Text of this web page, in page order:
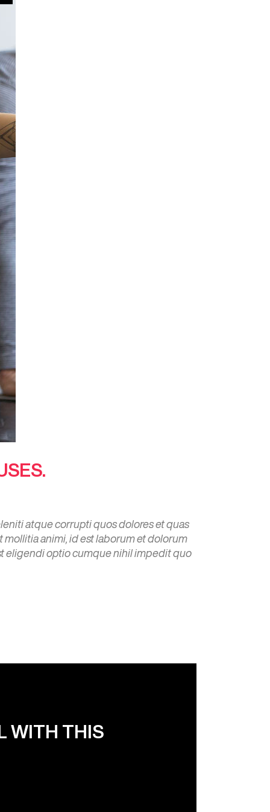
atque corrupti quos dolores et quas
animi, id est laborum et dolorum
eligendi optio cumque nihil impedit quo
WITH THIS